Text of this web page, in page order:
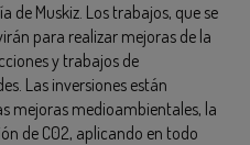
de Muskiz. Los trabajos, que se
para realizar mejoras de la
y trabajos de
Las inversiones están
mejoras medioambientales, la
de C02, aplicando en todo